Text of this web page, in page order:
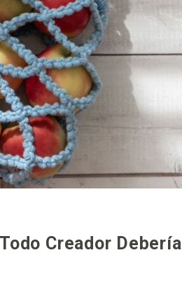
Creador Debería